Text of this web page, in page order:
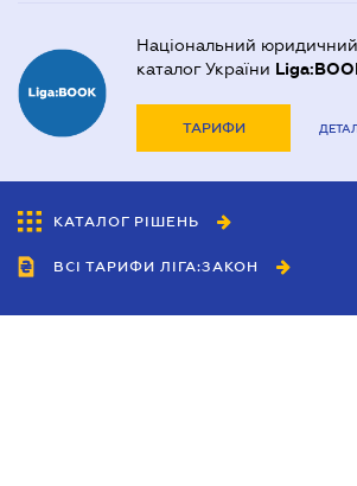
Національний юридичний
каталог України
ТАРИФИ
КАТАЛОГ РІШЕНЬ
ВСІ ТАРИФИ ЛІГА:ЗАКОН